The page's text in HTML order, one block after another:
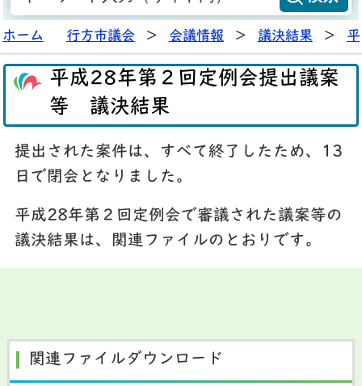
ホーム 行方市議会 > 会議情報 > 議決結果 >
平成28年第２回定例会提出議案
等 議決結果
提出された案件は、すべて終了したため、13
日で閉会となりました。
平成28年第２回定例会で審議された議案等の
議決結果は、関連ファイルのとおりです。
関連ファイルダウンロード